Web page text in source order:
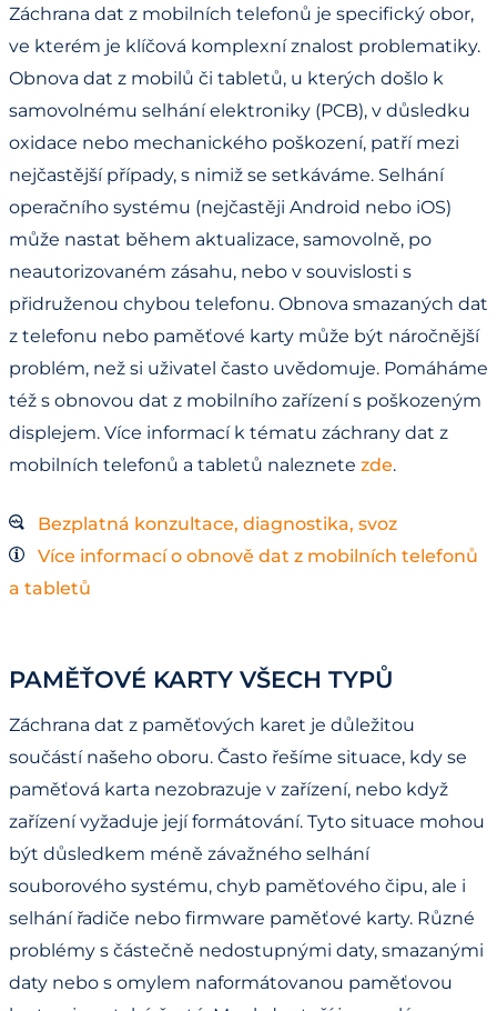
Záchrana dat z mobilních telefonů je specifický obor,
ve kterém je klíčová komplexní znalost problematiky.
Obnova dat z mobilů či tabletů, u kterých došlo k
samovolnému selhání elektroniky (PCB), v důsledku
oxidace nebo mechanického poškození, patří mezi
nejčastější případy, s nimiž se setkáváme. Selhání
operačního systému (nejčastěji Android nebo iOS)
může nastat během aktualizace, samovolně, po
neautorizovaném zásahu, nebo v souvislosti s
přidruženou chybou telefonu. Obnova smazaných dat
z telefonu nebo paměťové karty může být náročnější
problém, než si uživatel často uvědomuje. Pomáháme
též s obnovou dat z mobilního zařízení s poškozeným
displejem. Více informací k tématu záchrany dat z
mobilních telefonů a tabletů naleznete zde.
Bezplatná konzultace, diagnostika, svoz
Více informací o obnově dat z mobilních telefonů
a tabletů
PAMĚŤOVÉ KARTY VŠECH TYPŮ
Záchrana dat z paměťových karet je důležitou
součástí našeho oboru. Často řešíme situace, kdy se
paměťová karta nezobrazuje v zařízení, nebo když
zařízení vyžaduje její formátování. Tyto situace mohou
být důsledkem méně závažného selhání
souborového systému, chyb paměťového čipu, ale i
selhání řadiče nebo firmware paměťové karty. Různé
problémy s částečně nedostupnými daty, smazanými
daty nebo s omylem naformátovanou paměťovou